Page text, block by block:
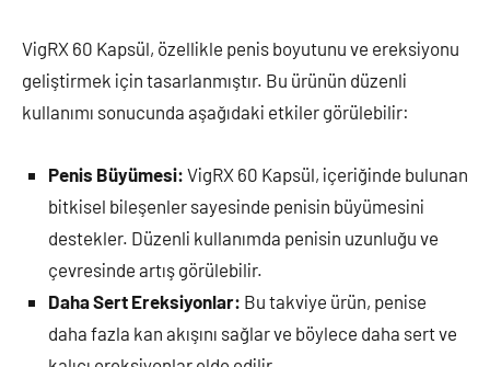
VigRX 60 Kapsül, özellikle penis boyutunu ve ereksiyonu
geliştirmek için tasarlanmıştır. Bu ürünün düzenli
kullanımı sonucunda aşağıdaki etkiler görülebilir:
Penis Büyümesi: VigRX 60 Kapsül, içeriğinde bulunan
bitkisel bileşenler sayesinde penisin büyümesini
destekler. Düzenli kullanımda penisin uzunluğu ve
çevresinde artış görülebilir.
Daha Sert Ereksiyonlar: Bu takviye ürün, penise
daha fazla kan akışını sağlar ve böylece daha sert ve